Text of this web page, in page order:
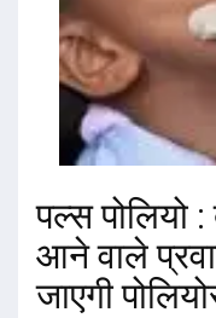
पल्स पोलियो
आने वाले
जाएगी